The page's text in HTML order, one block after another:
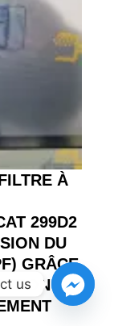
À
299D2
DU
GRÂCE
us